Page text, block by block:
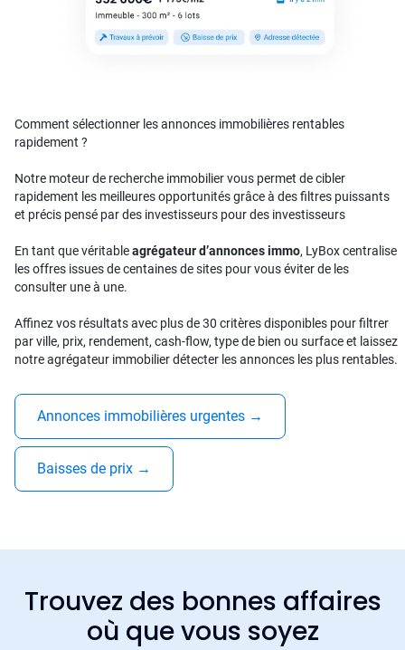
Comment sélectionner les annonces immobilières rentables
rapidement ?
Notre moteur de recherche immobilier vous permet de cibler
rapidement les meilleures opportunités grâce à des filtres puissants
et précis pensé par des investisseurs pour des investisseurs
En tant que véritableagrégateur d’annonces immo, LyBox centralise
les offres issues de centaines de sites pour vous éviter de les
consulter une à une.
Affinez vos résultats avec plus de 30 critères disponibles pour filtrer
par ville, prix, rendement, cash-flow, type de bien ou surface et laissez
notre agrégateur immobilier détecter les annonces les plus rentables.
Annonces immobilières urgentes →
Baisses de prix →
Trouvez des bonnes affaires
où que vous soyez